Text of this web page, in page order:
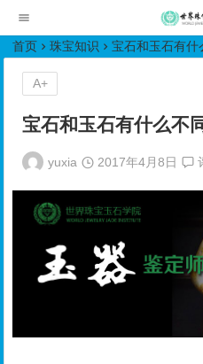
首页 珠宝知识 宝石和玉石有什
宝石和玉石有什么不
yuxia 2017年4月8日
A+